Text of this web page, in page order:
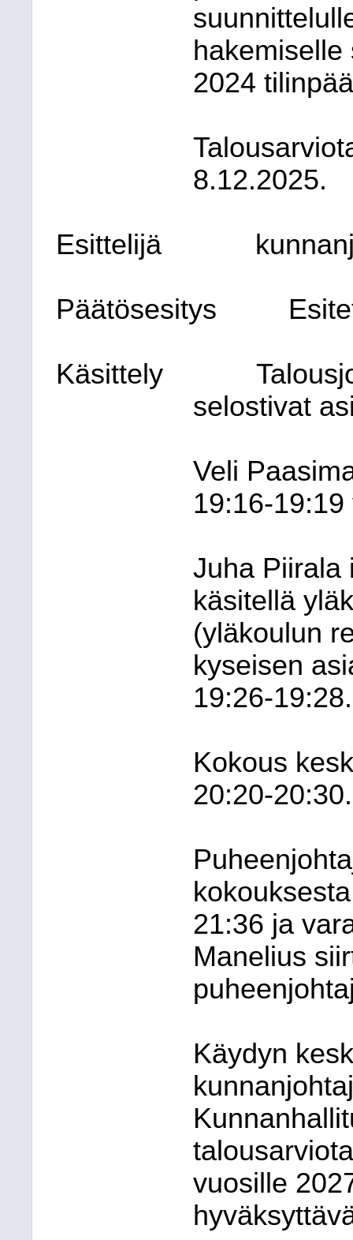
2024
8.12.2025.
Esittelijä
Päätösesitys
Käsittely
selostivat
Veli
19:16-
Juha Piirala
käsitellä
(yläkoulun
kyseisen
19:26-19:28.
Kokous
20:20-20:30.
21:36 ja
Manelius
Käydyn
vuosille